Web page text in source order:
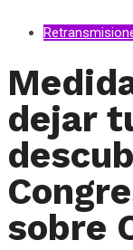
dejar
sobre